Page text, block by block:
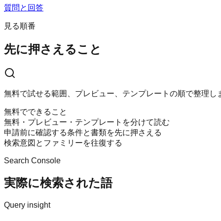
質問と回答
見る順番
先に押さえること
無料で試せる範囲、プレビュー、テンプレートの順で整理し
無料でできること
無料・プレビュー・テンプレートを分けて読む
申請前に確認する条件と書類を先に押さえる
検索意図とファミリーを往復する
Search Console
実際に検索された語
Query insight